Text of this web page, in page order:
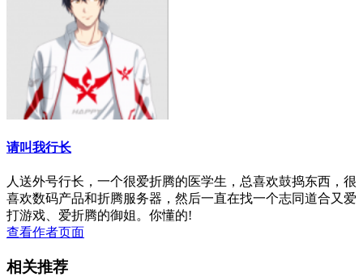
请叫我行长
人送外号行长，一个很爱折腾的医学生，总喜欢鼓捣东西，很
喜欢数码产品和折腾服务器，然后一直在找一个志同道合又爱
打游戏、爱折腾的御姐。你懂的!
查看作者页面
相关推荐